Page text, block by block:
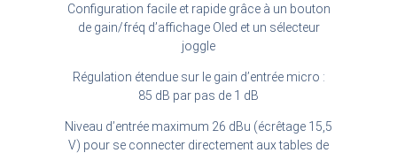
Configuration facile et rapide grâce à un bouton
de gain/fréq d’affichage Oled et un sélecteur
joggle
Régulation étendue sur le gain d’entrée micro :
85 dB par pas de 1 dB
Niveau d’entrée maximum 26 dBu (écrêtage 15,5
V) pour se connecter directement aux tables de